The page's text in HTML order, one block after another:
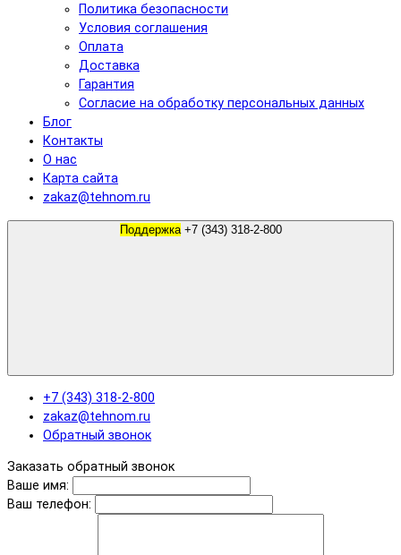
Политика безопасности
Условия соглашения
Оплата
Доставка
Гарантия
Согласие на обработку персональных данных
Блог
Контакты
О нас
Карта сайта
zakaz@tehnom.ru
Поддержка +7 (343) 318-2-800
+7 (343) 318-2-800
zakaz@tehnom.ru
Обратный звонок
Заказать обратный звонок
Ваше имя:
Ваш телефон: